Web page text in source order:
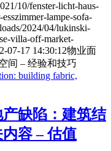
10/fenster-licht-haus-
lampe-sofa-
2024/04/lukinski-
villa-off-market-
07-17 14:30:12物业面
间 – 经验和技巧
缺陷：建筑结
容 – 估值